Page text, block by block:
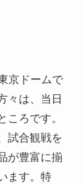
京ドームで
々は、当日
ころです。
試合観戦を
が豊富に揃
ます。特